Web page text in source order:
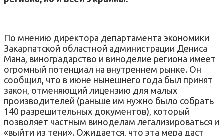
По мнению директора департамента экономики
Закарпатской областной администрации Дениса
Мана, виноградарство и виноделие региона имеет
огромный потенциал на внутреннем рынке. Он
сообщил, что в июне нынешнего года был принят
закон, отменяющий лицензию для малых
производителей (раньше им нужно было собрать
140 разрешительных документов), который
позволяет частным виноделам легализироваться и
«выйти из тени». Ожидается, что эта мера даст